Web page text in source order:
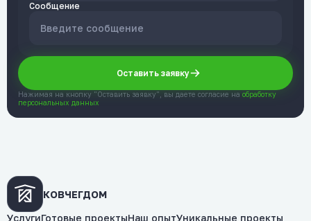
Сообщение
Нажимая на кнопку "Оставить заявку", вы даете согласие на обработку
персональных данных
Оставить заявку
КОВЧЕГДОМ
УслугиГотовые проектыНаш опытУникальные проекты